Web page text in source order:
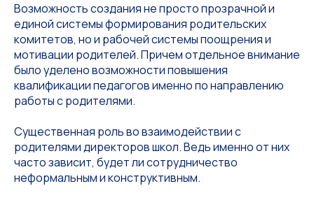
Возможность создания не просто прозрачной и
единой системы формирования родительских
комитетов, но и рабочей системы поощрения и
мотивации родителей. Причем отдельное внимание
было уделено возможности повышения
квалификации педагогов именно по направлению
работы с родителями.
Существенная роль во взаимодействии с
родителями директоров школ. Ведь именно от них
часто зависит, будет ли сотрудничество
неформальным и конструктивным.